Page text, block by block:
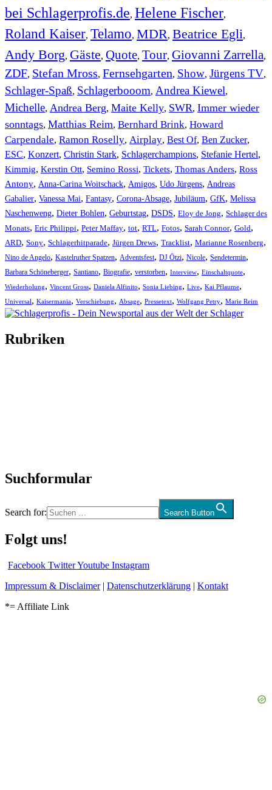
bei Schlagerprofis.de, Helene Fischer,
Roland Kaiser, Telamo, MDR, Beatrice Egli,
Andy Borg, Gäste, Quote, Tour, Giovanni Zarrella,
ZDF, Stefan Mross, Fernsehgarten, Show, Jürgens TV,
Schlager-Spaß, Schlagerbooom, Andrea Kiewel,
Michelle, Andrea Berg, Maite Kelly, SWR, Immer wieder
sonntags, Matthias Reim, Bernhard Brink, Howard
Carpendale, Ramon Roselly, Airplay, Best Of, Ben Zucker,
ESC, Konzert, Christin Stark, Schlagerchampions, Stefanie Hertel,
Kimmig, Kerstin Ott, Semino Rossi, Tickets, Thomas Anders, Ross
Antony, Anna-Carina Woitschack, Amigos, Udo Jürgens, Andreas
Gabalier, Vanessa Mai, Fantasy, Corona-Absage, Jubiläum, GfK, Melissa
Naschenweng, Dieter Bohlen, Geburtstag, DSDS, Eloy de Jong, Schlager des
Monats, Eric Philippi, Peter Maffay, tot, RTL, Fotos, Sarah Connor, Gold,
ARD, Sony, Schlagerhitparade, Jürgen Drews, Tracklist, Marianne Rosenberg,
Nino de Angelo, Kastelruther Spatzen, Adventsfest, DJ Ötzi, Nicole, Sendetermin,
Barbara Schöneberger, Santiano, Biografie, verstorben, Interview, Einschaltquote,
Wiederholung, Vincent Gross, Daniela Alfinito, Sonia Liebing, Live, Kai Pflaume,
Universal, Kaisermania, Verschiebung, Absage, Pressetext, Wolfgang Petry, Marie Reim
Rubriken
Suchformular
Search for: Search Button
Folgt uns!
Facebook TwitterYoutube Instagram
Impressum & Disclaimer| Datenschutzerklärung | Kontakt
*= Affiliate Link